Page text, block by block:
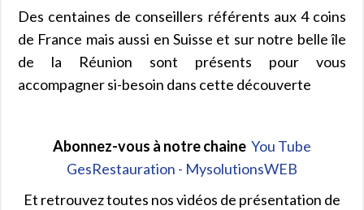
Des centaines de conseillers référents aux 4 coins
de France mais aussi en Suisse et sur notre belle île
de la Réunion sont présents pour vous
accompagner si-besoin dans cette découverte
Abonnez-vous à notre chaine You Tube
GesRestauration - MysolutionsWEB
Et retrouvez toutes nos vidéos de présentation de